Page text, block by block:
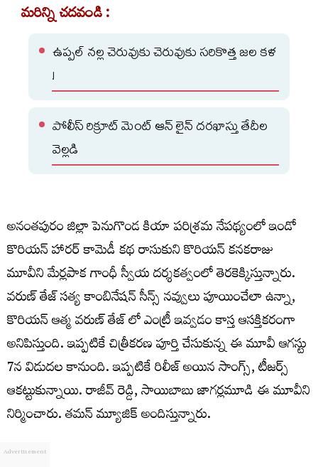
మరిన్ని చదవండి :
ఉప్పల్ నల్ల చెరువుకు చెరువుకు సరికొత్త జల కళ
!
పోలీస్ రిక్రూట్ మెంట్ ఆన్ లైన్ దరఖాస్తు తేదీల
వెల్లడి
అనంతపురం జిల్లా పెనుగొండ కియా పరిశ్రమ నేపథ్యంలో ఇండో
కొరియన్ హారర్ కామెడీ కథ రాసుకుని కొరియన్ కనకరాజు
మూవీని మేర్లపాక గాంధీ స్వీయ దర్శకత్వంలో తెరకెక్కిస్తున్నారు.
వరుణ్ తేజ్ సత్య కాంబినేషన్ సీన్స్ నవ్వులు పూయించేలా ఉన్నా,
కొరియన్ ఆత్మ వరుణ్ తేజ్ లో ఎంట్రీ ఇవ్వడం కాస్త ఆసక్తికరంగా
అనిపిస్తుంది. ఇప్పటికే చిత్రీకరణ పూర్తి చేసుకున్న ఈ మూవీ ఆగస్టు
7న విడుదల కానుంది. ఇప్పటికే రిలీజ్ అయిన సాంగ్స్, టీజర్స్
ఆకట్టుకున్నాయి. రాజీవ్‌ రెడ్డి, సాయిబాబు జాగర్లమూడి ఈ మూవీని
నిర్మించారు. తమన్‌ మ్యూజిక్‌ అందిస్తున్నారు.